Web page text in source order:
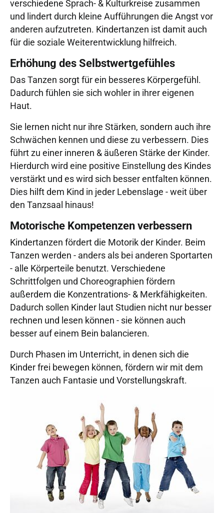
verschiedene Sprach- & Kulturkreise zusammen
und lindert durch kleine Aufführungen die Angst vor
anderen aufzutreten. Kindertanzen ist damit auch
für die soziale Weiterentwicklung hilfreich.
Erhöhung des Selbstwertgefühles
Das Tanzen sorgt für ein besseres Körpergefühl.
Dadurch fühlen sie sich wohler in ihrer eigenen
Haut.
Sie lernen nicht nur ihre Stärken, sondern auch ihre
Schwächen kennen und diese zu verbessern. Dies
führt zu einer inneren & äußeren Stärke der Kinder.
Hierdurch wird eine positive Einstellung des Kindes
verstärkt und es wird sich besser entfalten können.
Dies hilft dem Kind in jeder Lebenslage - weit über
den Tanzsaal hinaus!
Motorische Kompetenzen verbessern
Kindertanzen fördert die Motorik der Kinder. Beim
Tanzen werden - anders als bei anderen Sportarten
- alle Körperteile benutzt. Verschiedene
Schrittfolgen und Choreographien fördern
außerdem die Konzentrations- & Merkfähigkeiten.
Dadurch sollen Kinder laut Studien nicht nur besser
rechnen und lesen können - sie können auch
besser auf einem Bein balancieren.
Durch Phasen im Unterricht, in denen sich die
Kinder frei bewegen können, fördern wir mit dem
Tanzen auch Fantasie und Vorstellungskraft.